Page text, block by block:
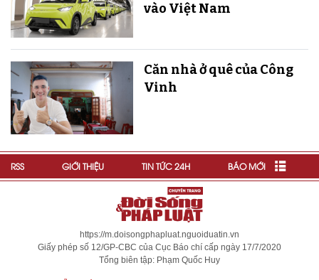
vào Việt Nam
Căn nhà ở quê của Công
Vinh
RSS GIỚI THIỆU TIN TỨC 24H BÁO MỚI
https://m.doisongphapluat.nguoiduatin.vn
Giấy phép số 12/GP-CBC của Cục Báo chí cấp ngày 17/7/2020
Tổng biên tập: Phạm Quốc Huy